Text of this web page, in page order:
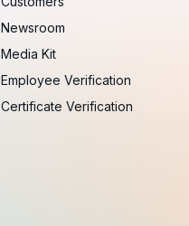
Newsroom
Media Kit
Employee Verification
Certificate Verification